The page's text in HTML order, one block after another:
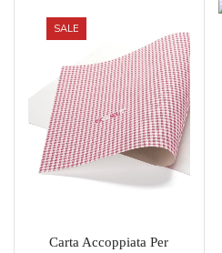
SALE
Carta Accoppiata Per